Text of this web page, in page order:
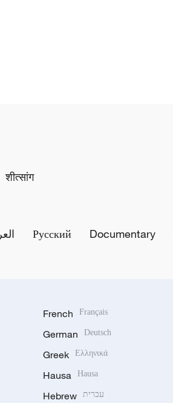
शीत्सांग
Русский Documentary
French Français
German Deutsch
Greek Ελληνικά
Hausa Hausa
Hebrew עברית